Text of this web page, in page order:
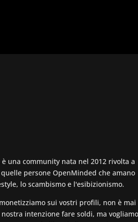
è una community nata nel 2012 rivolta a
persone OpenMinded che amano
lo scambismo e l'esibizionismo.
sui vostri profili, non è mai
intenzione fare soldi, ma vogliamo